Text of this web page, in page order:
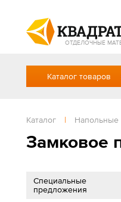
ОТДЕЛОЧНЫЕ
Каталог товаров
Каталог | Напольные
Замковое
Специальные
предложения